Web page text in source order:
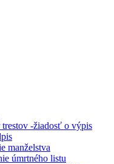
trestov -žiadosť o výpis
manželstva
úmrtného listu